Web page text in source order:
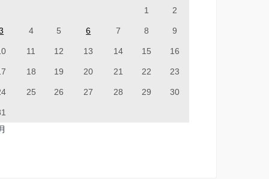
1 2
4 5 6 7 8 9
11 12 13 14 15 16
18 19 20 21 22 23
25 26 27 28 29 30